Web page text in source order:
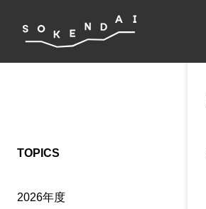
TOPICS
2026年度